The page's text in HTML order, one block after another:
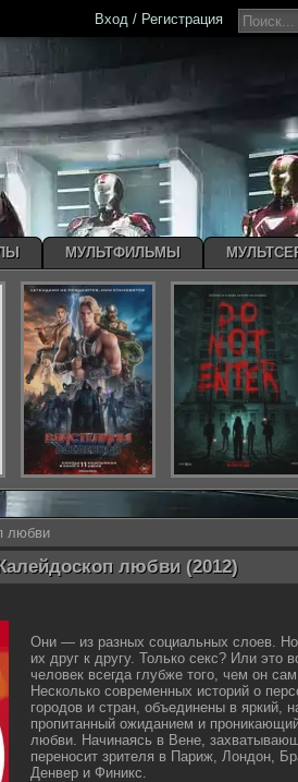
любви
любви (2012)
Они — из разных социальных слоев. Но
их друг к другу. Только секс? Или это
человек всегда глубже того, чем он
Несколько современных историй о
городов и стран, объединены в яркий,
пропитанный ожиданием и
любви. Начинаясь в Вене,
переносит зрителя в Париж, Лондон,
Денвер и Финикс.
Вход / Регистрация
МУЛЬТФИЛЬМЫ